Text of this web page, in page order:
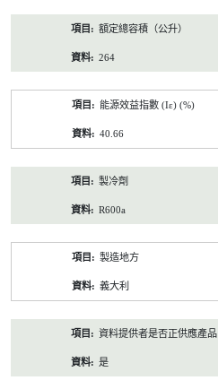
額定總容積（公升）
264
能源效益指數 (Iε) (%)
40.66
製冷劑
R600a
製造地方
義大利
資料提供者是否正供應產品
是